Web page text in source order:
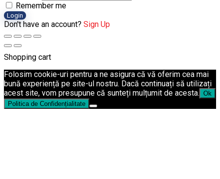
Remember me
Login
Don't have an account? Sign Up
Shopping cart
Folosim cookie-uri pentru a ne asigura că vă oferim cea mai
bună experiență pe site-ul nostru. Dacă continuați să utilizați
acest site, vom presupune că sunteți mulțumit de acesta. Ok
Politica de Confidențialitate